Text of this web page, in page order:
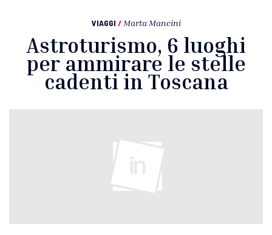
VIAGGI / Marta Mancini
Astroturismo, 6 luoghi
per ammirare le stelle
cadenti in Toscana